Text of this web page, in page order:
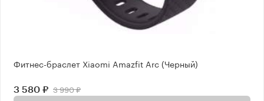
Фитнес-браслет Xiaomi Amazfit Arc (Черный)
3 580 ₽ 3 990 ₽